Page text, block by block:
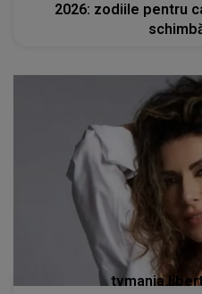
2026: zodiile pentru